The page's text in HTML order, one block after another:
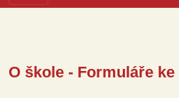
O škole - Formuláře